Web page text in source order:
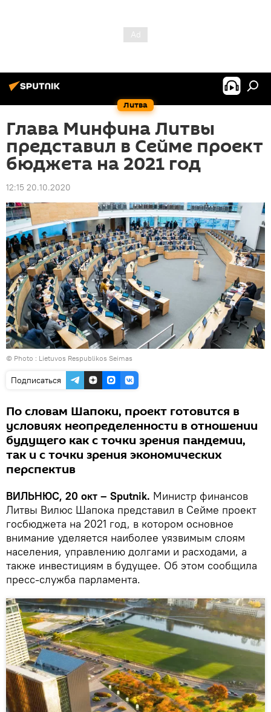
Литва
Глава Минфина Литвы
представил в Сейме проект
бюджета на 2021 год
12:15 20.10.2020
© Photo : Lietuvos Respublikos Seimas
Подписаться
По словам Шапоки, проект готовится в
условиях неопределенности в отношении
будущего как с точки зрения пандемии,
так и с точки зрения экономических
перспектив
ВИЛЬНЮС, 20 окт – Sputnik. Министр финансов
Литвы Вилюс Шапока представил в Сейме проект
госбюджета на 2021 год, в котором основное
внимание уделяется наиболее уязвимым слоям
населения, управлению долгами и расходами, а
также инвестициям в будущее. Об этом сообщила
пресс-служба парламента.